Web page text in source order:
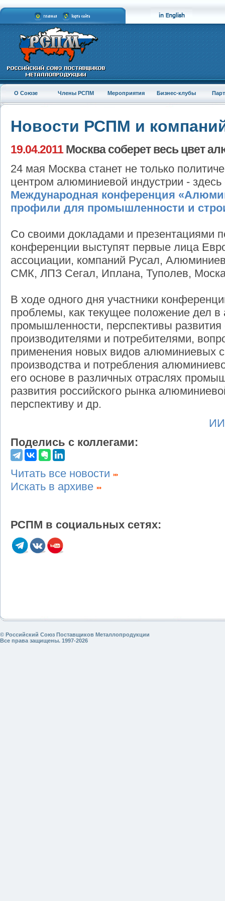
О Союзе Члены РСПМ Мероприятия Бизнес-клубы
Новости РСПМ и
19.04.2011Москва соберет весь цвет
24 мая Москва станет не только
центром алюминиевой индустрии - здесь
Международная конференция
профили для промышленности и
Со своими докладами и презентациями
конференции выступят первые лица
ассоциации, компаний Русал,
СМК, ЛПЗ Сегал, Иплана, Туполев,
В ходе одного дня участники
проблемы, как текущее положение дел
промышленности, перспективы развития
производителями и потребителями,
применения новых видов алюминиевых
производства и потребления
его основе в различных отраслях
развития российского рынка
перспективу и др.
Поделись с коллегами:
Читать все новости
Искать в архиве
РСПМ в социальных сетях:
© Российский Союз Поставщиков Металлопродукции
Все права защищены. 1997-2026